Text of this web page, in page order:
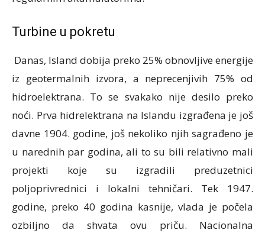
Turbine u pokretu
Danas, Island dobija preko 25% obnovljive energije
iz geotermalnih izvora, a neprecenjivih 75% od
hidroelektrana. To se svakako nije desilo preko
noći. Prva hidrelektrana na Islandu izgrađena je još
davne 1904. godine, još nekoliko njih sagrađeno je
u narednih par godina, ali to su bili relativno mali
projekti koje su izgradili preduzetnici
poljoprivrednici i lokalni tehničari. Tek 1947.
godine, preko 40 godina kasnije, vlada je počela
ozbiljno da shvata ovu priču. Nacionalna